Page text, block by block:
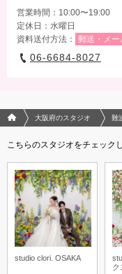
営業時間：10:00〜19:00
定休日：水曜日
資料送付方法：
郵送・メー
06-6684-8027
フォトウエディング/結婚写真
大阪府のスタジオ 難
こちらのスタジオをチェック
studio clori. OSAKA
ク